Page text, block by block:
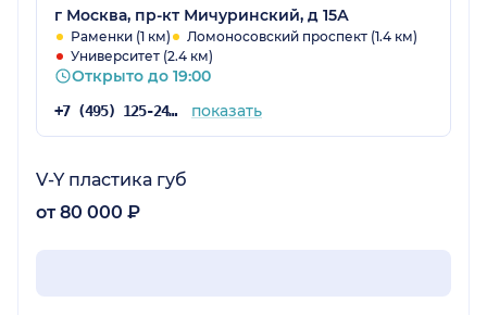
многих, - это цены, которые, возможно,
высокие, но люди идут, потому что здесь
хороший сервис и оказывается широкий
спектр услуг.
г Москва, пр-кт Мичуринский, д 15А
Раменки (1 км)
Ломоносовский проспект (1.4 км)
Университет (2.4 км)
Открыто до 19:00
+7 (495) 125-24-71 показать
V-Y пластика губ
от 80 000 ₽